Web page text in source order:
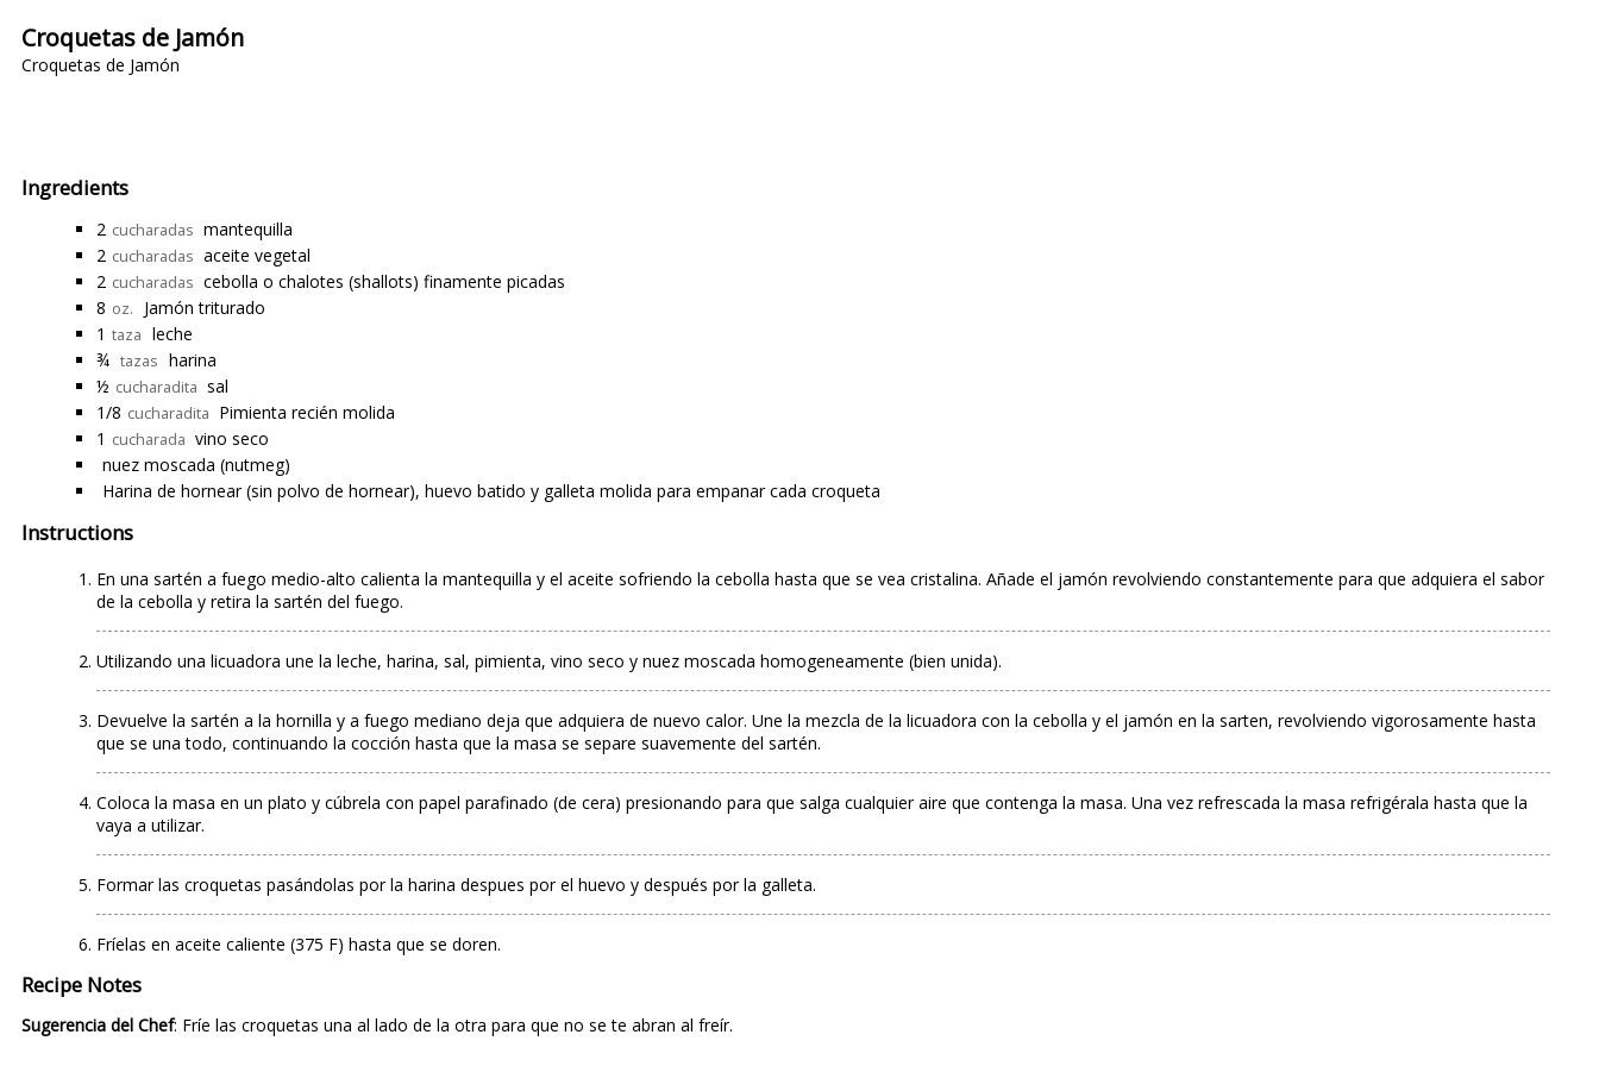
Croquetas de Jamón
Croquetas de Jamón
Ingredients
2 cucharadas mantequilla
2 cucharadas aceite vegetal
2 cucharadas cebolla o chalotes (shallots) finamente picadas
8 oz.
Jamón triturado
1 taza leche
¾ tazas harina
½ cucharadita sal
1/8 cucharadita Pimienta recién molida
1 cucharada vino seco
nuez moscada (nutmeg)
Harina de hornear (sin polvo de hornear), huevo batido y galleta molida para empanar cada croqueta
Instructions
En una sartén a fuego medio-alto calienta la mantequilla y el aceite sofriendo la cebolla hasta que se vea cristalina. Añade el jamón revolviendo constantemente para que adquiera el sabor
de la cebolla y retira la sartén del fuego.
Utilizando una licuadora une la leche, harina, sal, pimienta, vino seco y nuez moscada homogeneamente (bien unida).
Devuelve la sartén a la hornilla y a fuego mediano deja que adquiera de nuevo calor. Une la mezcla de la licuadora con la cebolla y el jamón en la sarten, revolviendo vigorosamente hasta
que se una todo, continuando la cocción hasta que la masa se separe suavemente del sartén.
Coloca la masa en un plato y cúbrela con papel parafinado (de cera) presionando para que salga cualquier aire que contenga la masa. Una vez refrescada la masa refrigérala hasta que la
vaya a utilizar.
Formar las croquetas pasándolas por la harina despues por el huevo y después por la galleta.
Fríelas en aceite caliente (375 F) hasta que se doren.
Recipe Notes
Sugerencia del Chef: Fríe las croquetas una al lado de la otra para que no se te abran al freír.